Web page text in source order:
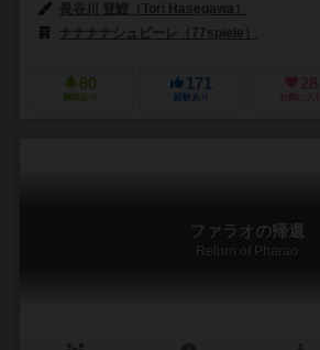
長谷川 登鯉（Tori Hasegawa）
ナナナナシュピーレ（77spiele）
60
興味あり
171
経験あり
28
お気に入り
ファラオの帰還
Return of Pharao